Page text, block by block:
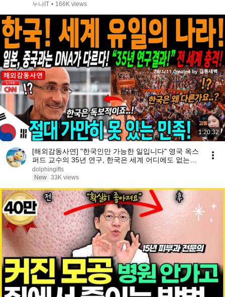
누나IT • 166K views
1:20:32
[해외감동사연] "한국인만 가능한 일입니다" 영국 옥스
퍼드 교수의 35년 연구, 한국은 세계 어디에도 없는
DNA를 가진 민족이다
dolphingifts
New 33K views